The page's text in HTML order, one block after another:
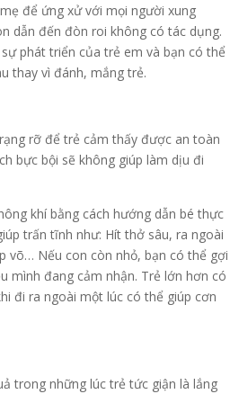
để ứng xử với mọi người xung
dẫn đến đòn roi không có tác dụng.
phát triển của trẻ em và bạn có thể
thay vì đánh, mắng trẻ.
rỡ để trẻ cảm thấy được an toàn
bực bội sẽ không giúp làm dịu đi
khí bằng cách hướng dẫn bé thực
trấn tĩnh như: Hít thở sâu, ra ngoài
võ… Nếu con còn nhỏ, bạn có thể gợi
mình đang cảm nhận. Trẻ lớn hơn có
đi ra ngoài một lúc có thể giúp cơn
trong những lúc trẻ tức giận là lắng